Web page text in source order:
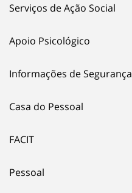
Serviços de Ação Social
Apoio Psicológico
Informações de Segurança
Casa do Pessoal
FACIT
Pessoal